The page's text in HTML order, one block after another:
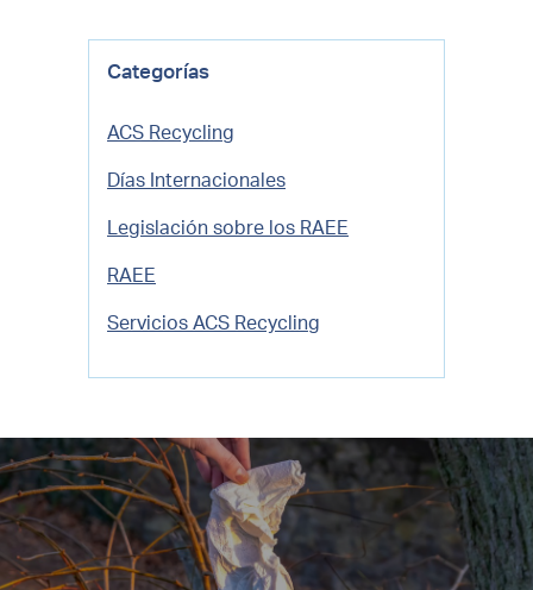
Categorías
ACS Recycling
Días Internacionales
Legislación sobre los RAEE
RAEE
Servicios ACS Recycling